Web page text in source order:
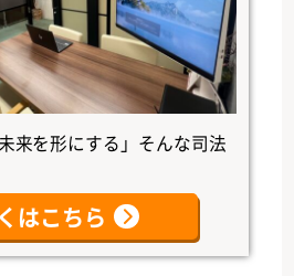
来を形にする」そんな司法
はこちら